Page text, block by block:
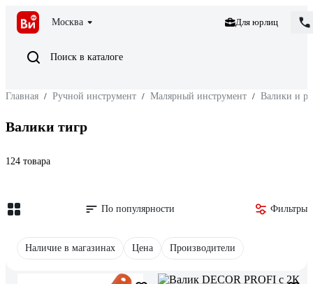
Москва Для юрлиц
Поиск в каталоге
Главная / Ручной инструмент / Малярный инструмент / Валики и
Валики тигр
124 товара
По популярности Фильтры
Наличие в магазинах Цена Производители